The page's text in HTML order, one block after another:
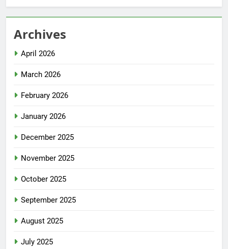
Archives
April 2026
March 2026
February 2026
January 2026
December 2025
November 2025
October 2025
September 2025
August 2025
July 2025